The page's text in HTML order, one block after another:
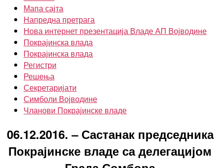
Мапа сајта
Напредна претрага
Нова интернет презентација Владе АП Војводине
Покрајинска влада
Покрајинска влада
Регистри
Решења
Секретаријати
Симболи Војводине
Чланови Покрајинске владе
06.12.2016. – Састанак председника
Покрајинске владе са делегацијом